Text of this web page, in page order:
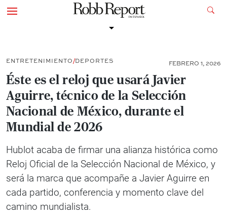
ENTRETENIMIENTO DEPORTES FEBRERO 1, 2026
Éste es el reloj que usará Javier
Aguirre, técnico de la Selección
Nacional de México, durante el
Mundial de 2026
Hublot acaba de firmar una alianza histórica como
Reloj Oficial de la Selección Nacional de México, y
será la marca que acompañe a Javier Aguirre en
cada partido, conferencia y momento clave del
camino mundialista.